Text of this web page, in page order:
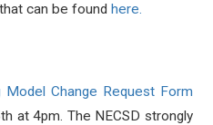
can be foundhere.
Model Change Request Form
at 4pm. The NECSD strongly